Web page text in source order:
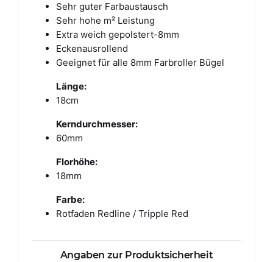
Sehr guter Farbaustausch
Sehr hohe m² Leistung
Extra weich gepolstert-8mm
Eckenausrollend
Geeignet für alle 8mm Farbroller Bügel
Länge:
18cm
Kerndurchmesser:
60mm
Florhöhe:
18mm
Farbe:
Rotfaden Redline / Tripple Red
Angaben zur Produktsicherheit